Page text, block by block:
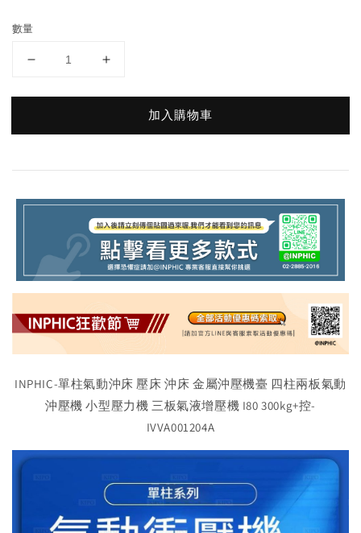
數量
加入購物車
INPHIC-單柱氣動沖床 壓床 沖床 金屬沖壓機臺 四柱兩板氣動
沖壓機 小型壓力機 三板氣液增壓機 I80 300kg+控-
IVVA001204A